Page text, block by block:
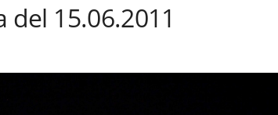
del 15.06.2011